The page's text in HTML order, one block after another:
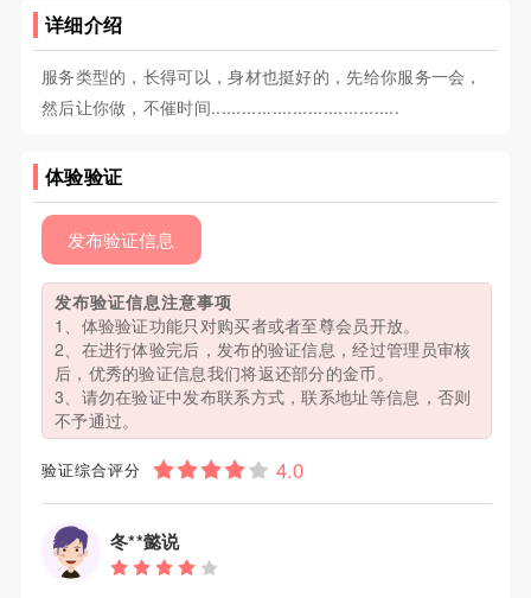
详细介绍
服务类型的，长得可以，身材也挺好的，先给你服务一会，
然后让你做，不催时间.....................................
体验验证
发布验证信息
发布验证信息注意事项
1、体验验证功能只对购买者或者至尊会员开放。
2、在进行体验完后，发布的验证信息，经过管理员审核
后，优秀的验证信息我们将返还部分的金币。
3、请勿在验证中发布联系方式，联系地址等信息，否则
不予通过。
验证综合评分
冬**懿说